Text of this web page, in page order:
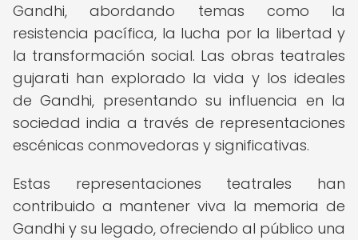
Gandhi, abordando temas como la
resistencia pacífica, la lucha por la libertad y
la transformación social. Las obras teatrales
gujarati han explorado la vida y los ideales
de Gandhi, presentando su influencia en la
sociedad india a través de representaciones
escénicas conmovedoras y significativas.
Estas representaciones teatrales han
contribuido a mantener viva la memoria de
Gandhi y su legado, ofreciendo al público una